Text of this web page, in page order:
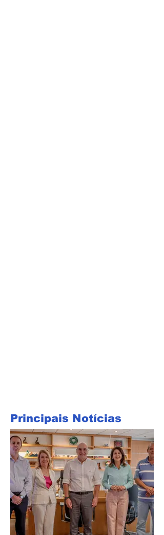
Principais Notícias